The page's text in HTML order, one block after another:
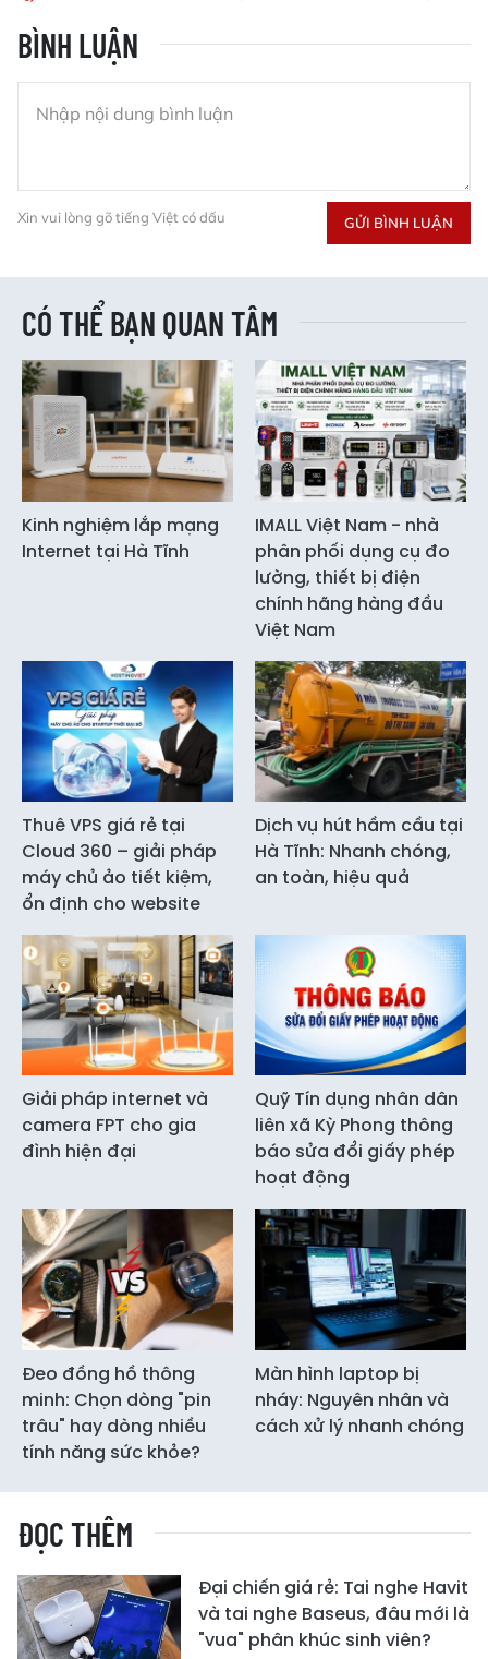
BÌNH LUẬN
Xin vui lòng gõ tiếng Việt có dấu GỬI BÌNH LUẬN
CÓ THỂ BẠN QUAN TÂM
Kinh nghiệm lắp mạng
Internet tại Hà Tĩnh
IMALL Việt Nam - nhà
phân phối dụng cụ đo
lường, thiết bị điện
chính hãng hàng đầu
Việt Nam
Thuê VPS giá rẻ tại
Cloud 360 – giải pháp
máy chủ ảo tiết kiệm,
ổn định cho website
Dịch vụ hút hầm cầu tại
Hà Tĩnh: Nhanh chóng,
an toàn, hiệu quả
Giải pháp internet và
camera FPT cho gia
đình hiện đại
Quỹ Tín dụng nhân dân
liên xã Kỳ Phong thông
báo sửa đổi giấy phép
hoạt động
Đeo đồng hồ thông
minh: Chọn dòng "pin
trâu" hay dòng nhiều
tính năng sức khỏe?
Màn hình laptop bị
nháy: Nguyên nhân và
cách xử lý nhanh chóng
ĐỌC THÊM
Đại chiến giá rẻ: Tai nghe Havit
và tai nghe Baseus, đâu mới là
"vua" phân khúc sinh viên?